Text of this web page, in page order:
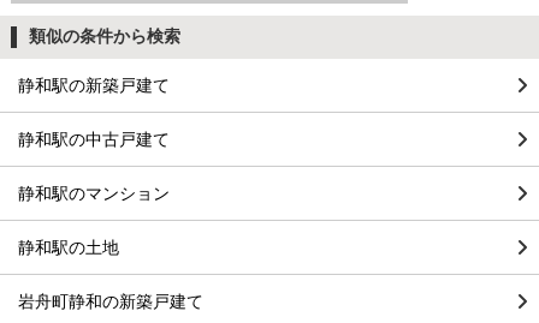
類似の条件から検索
静和駅の新築戸建て
静和駅の中古戸建て
静和駅のマンション
静和駅の土地
岩舟町静和の新築戸建て